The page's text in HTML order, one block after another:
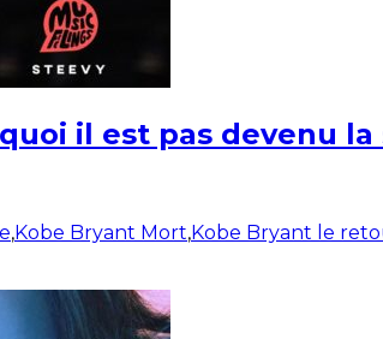
il est pas devenu
,Kobe Bryant Mort,Kobe Bryant le